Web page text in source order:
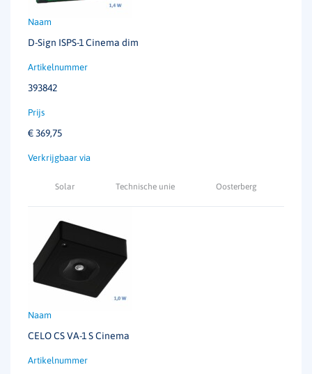
D-Sign ISPS-1 Cinema dim
393842
€ 369,75
Solar Technische unie Oosterberg
CELO CS VA-1 S Cinema